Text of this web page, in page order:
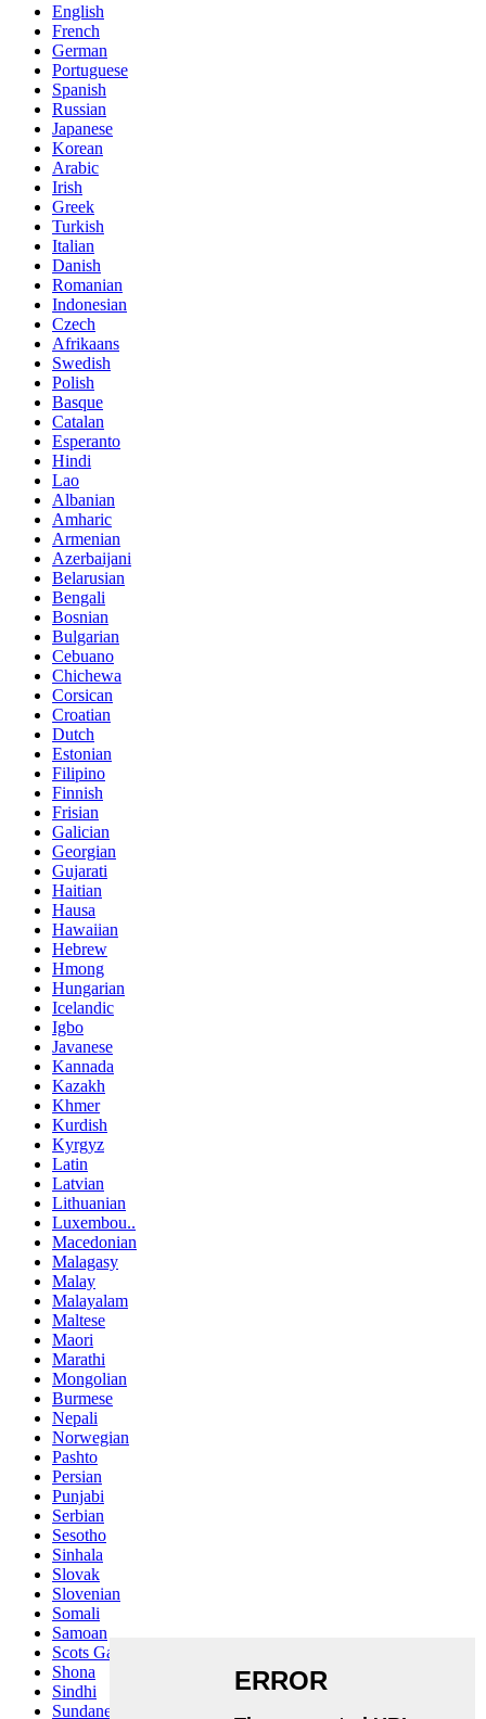
English
French
German
Portuguese
Spanish
Russian
Japanese
Korean
Arabic
Irish
Greek
Turkish
Italian
Danish
Romanian
Indonesian
Czech
Afrikaans
Swedish
Polish
Basque
Catalan
Esperanto
Hindi
Lao
Albanian
Amharic
Armenian
Azerbaijani
Belarusian
Bengali
Bosnian
Bulgarian
Cebuano
Chichewa
Corsican
Croatian
Dutch
Estonian
Filipino
Finnish
Frisian
Galician
Georgian
Gujarati
Haitian
Hausa
Hawaiian
Hebrew
Hmong
Hungarian
Icelandic
Igbo
Javanese
Kannada
Kazakh
Khmer
Kurdish
Kyrgyz
Latin
Latvian
Lithuanian
Luxembou..
Macedonian
Malagasy
Malay
Malayalam
Maltese
Maori
Marathi
Mongolian
Burmese
Nepali
Norwegian
Pashto
Persian
Punjabi
Serbian
Sesotho
Sinhala
Slovak
Slovenian
Somali
Samoan
Scots Gaelic
Shona
Sindhi
Sundanese